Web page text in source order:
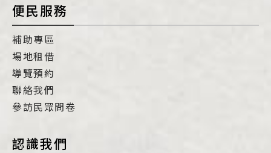
便民服務
補助專區
場地租借
導覽預約
聯絡我們
參訪民眾問卷
認識我們